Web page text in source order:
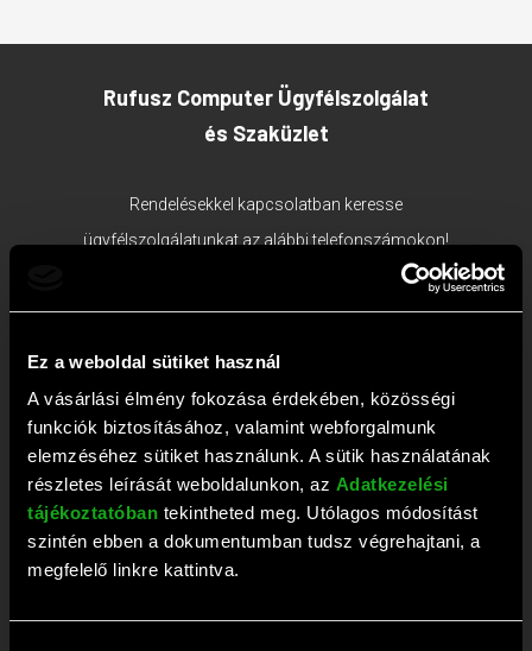
Ez a weboldal sütiket használ
A vásárlási élmény fokozása érdekében, közösségi
funkciók biztosításához, valamint webforgalmunk
elemzéséhez sütiket használunk. A sütik használatának
részletes leírását weboldalunkon, az Adatkezelési
tájékoztatóban tekintheted meg. Utólagos módosítást
szintén ebben a dokumentumban tudsz végrehajtani, a
megfelelő linkre kattintva.
Rufusz Computer Ügyfélszolgálat
és Szaküzlet
Rendelésekkel kapcsolatban keresse
ügyfélszolgálatunkat az alábbi telefonszámokon!
1117 Budapest, Bercsényi utca 19/a.
Ügyfélszolgálat tel:+36 1 203 0382;
E-mail:
webaruhaz@rufusz.hu
Nyitva: Hétfő-Péntek 10-19; Szombat 9-13 óráig
Rufusz Computer Szerviz